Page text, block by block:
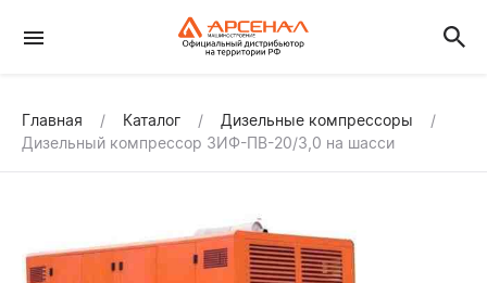
Главная Каталог
Дизельные компрессоры
Дизельный компрессор ЗИФ-ПВ-20/3,0 на шасси